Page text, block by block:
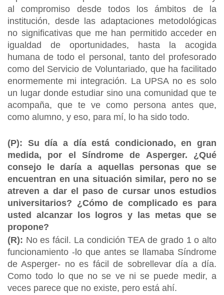
al compromiso desde todos los ámbitos de la
institución, desde las adaptaciones metodológicas
no significativas que me han permitido acceder en
igualdad de oportunidades, hasta la acogida
humana de todo el personal, tanto del profesorado
como del Servicio de Voluntariado, que ha facilitado
enormemente mi integración. La UPSA no es solo
un lugar donde estudiar sino una comunidad que te
acompaña, que te ve como persona antes que,
como alumno, y eso, para mí, lo ha sido todo.
(P): Su día a día está condicionado, en gran
medida, por el Síndrome de Asperger. ¿Qué
consejo le daría a aquellas personas que se
encuentran en una situación similar, pero no se
atreven a dar el paso de cursar unos estudios
universitarios? ¿Cómo de complicado es para
usted alcanzar los logros y las metas que se
propone?
(R): No es fácil. La condición TEA de grado 1 o alto
funcionamiento -lo que antes se llamaba Síndrome
de Asperger- no es fácil de sobrellevar día a día.
Como todo lo que no se ve ni se puede medir, a
veces parece que no existe, pero está ahí.